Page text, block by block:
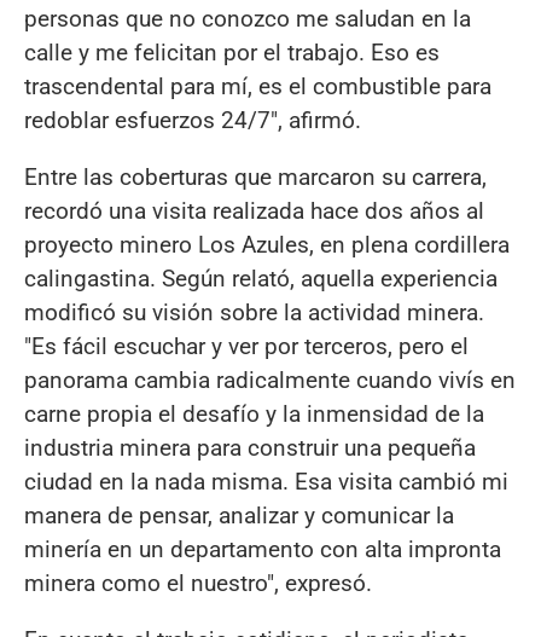
personas que no conozco me saludan en la
calle y me felicitan por el trabajo. Eso es
trascendental para mí, es el combustible para
redoblar esfuerzos 24/7", afirmó.
Entre las coberturas que marcaron su carrera,
recordó una visita realizada hace dos años al
proyecto minero Los Azules, en plena cordillera
calingastina. Según relató, aquella experiencia
modificó su visión sobre la actividad minera.
"Es fácil escuchar y ver por terceros, pero el
panorama cambia radicalmente cuando vivís en
carne propia el desafío y la inmensidad de la
industria minera para construir una pequeña
ciudad en la nada misma. Esa visita cambió mi
manera de pensar, analizar y comunicar la
minería en un departamento con alta impronta
minera como el nuestro", expresó.